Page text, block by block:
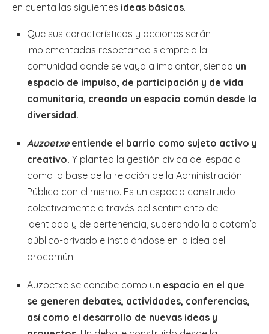
en cuenta las siguientes ideas básicas.
Que sus características y acciones serán
implementadas respetando siempre a la
comunidad donde se vaya a implantar, siendo un
espacio de impulso, de participación y de vida
comunitaria, creando un espacio común desde la
diversidad.
Auzoetxeentiende el barrio como sujeto activo y
creativo. Y plantea la gestión cívica del espacio
como la base de la relación de la Administración
Pública con el mismo. Es un espacio construido
colectivamente a través del sentimiento de
identidad y de pertenencia, superando la dicotomía
público-privado e instalándose en la idea del
procomún.
Auzoetxe se concibe como un espacio en el que
se generen debates, actividades, conferencias,
así como el desarrollo de nuevas ideas y